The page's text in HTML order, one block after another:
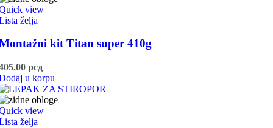
view
želja
kit Titan super 410g
рсд
u korpu
view
želja